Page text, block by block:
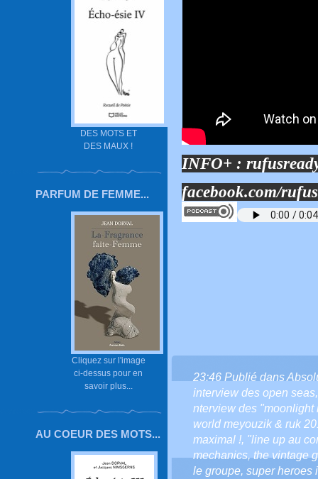
DES MOTS ET
DES MAUX !
PARFUM DE FEMME...
Cliquez sur l'image
ci-dessus pour en
savoir plus...
AU COEUR DES MOTS...
INFO+ :
facebook.com/
23:46 Publié dans
interview des open seas
nterview des "moonlight
world meyouzik & ruk
maximal !, "line up au
mechanics,the vintage
le groupe, super heroes